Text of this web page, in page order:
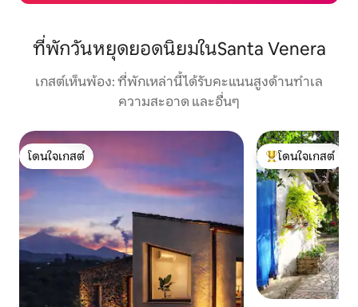
ที่พักวันหยุดยอดนิยมในSanta Venera
เกสต์เห็นพ้อง: ที่พักเหล่านี้ได้รับคะแนนสูงด้านทำเล
ความสะอาด และอื่นๆ
โดนใจเกสต์
โดนใจเกสต์
โดนใจเกสต์ที่สุด
โดนใจเกสต์